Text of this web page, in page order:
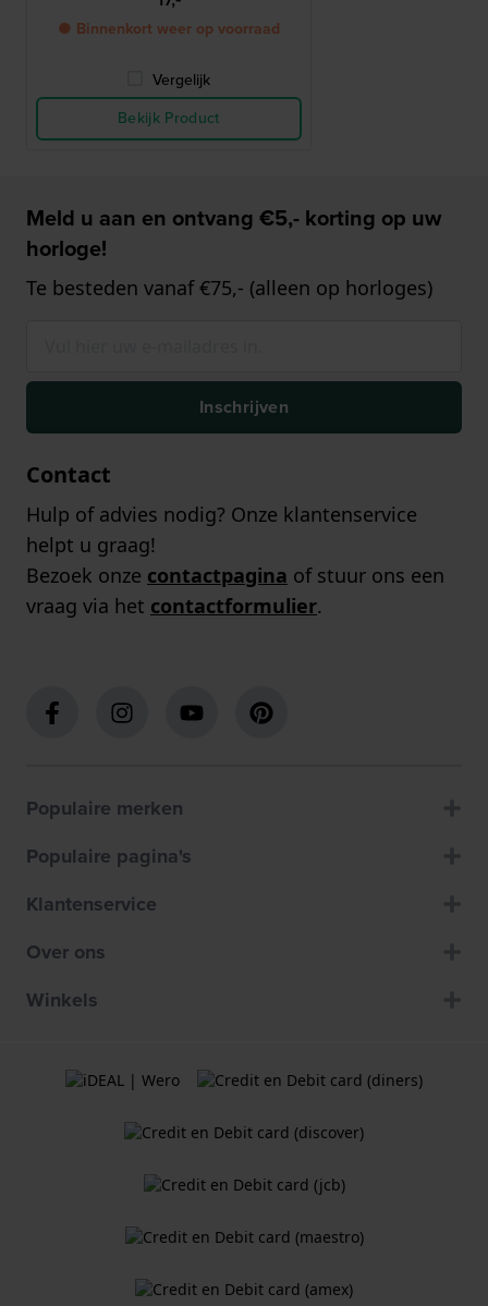
● Binnenkort weer op voorraad
Vergelijk
Bekijk Product
Meld u aan en ontvang €5,- korting op uw
horloge!
Te besteden vanaf €75,- (alleen op horloges)
Inschrijven
Contact
Hulp of advies nodig? Onze klantenservice
helpt u graag!
Bezoek onze contactpagina of stuur ons een
vraag via het contactformulier.
Populaire merken
Populaire pagina's
Klantenservice
Over ons
Winkels